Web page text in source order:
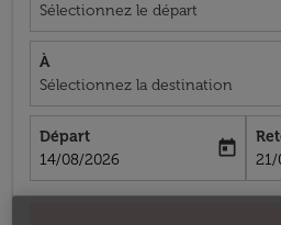
Sélectionnez le départ
À
Sélectionnez la destination
Départ
fc-booking-departure-date-aria-
14/08/2026
today
fc-
21/